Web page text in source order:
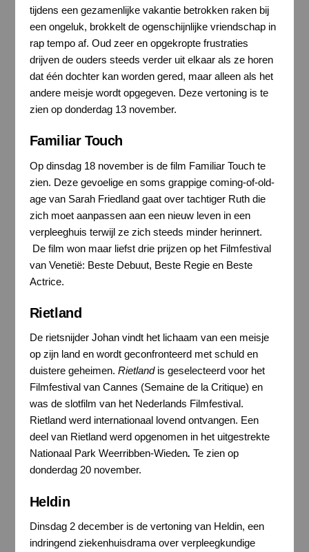
tijdens een gezamenlijke vakantie betrokken raken bij
een ongeluk, brokkelt de ogenschijnlijke vriendschap in
rap tempo af. Oud zeer en opgekropte frustraties
drijven de ouders steeds verder uit elkaar als ze horen
dat één dochter kan worden gered, maar alleen als het
andere meisje wordt opgegeven. Deze vertoning is te
zien op donderdag 13 november.
Familiar Touch
Op dinsdag 18 november is de film Familiar Touch te
zien. Deze gevoelige en soms grappige coming-of-old-
age van Sarah Friedland gaat over tachtiger Ruth die
zich moet aanpassen aan een nieuw leven in een
verpleeghuis terwijl ze zich steeds minder herinnert.
De film won maar liefst drie prijzen op het Filmfestival
van Venetië: Beste Debuut, Beste Regie en Beste
Actrice.
Rietland
De rietsnijder Johan vindt het lichaam van een meisje
op zijn land en wordt geconfronteerd met schuld en
duistere geheimen. Rietlandis geselecteerd voor het
Filmfestival van Cannes (Semaine de la Critique) en
was de slotfilm van het Nederlands Filmfestival.
Rietland werd internationaal lovend ontvangen. Een
deel van Rietland werd opgenomen in het uitgestrekte
Nationaal Park Weerribben-Wieden. Te zien op
donderdag 20 november.
Heldin
Dinsdag 2 december is de vertoning van Heldin, een
indringend ziekenhuisdrama over verpleegkundige